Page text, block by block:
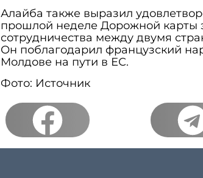
Алайба также выразил
прошлой неделе Дорожной карты
сотрудничества между двумя
Он поблагодарил французский
Молдове на пути в ЕС.
Фото: Источник